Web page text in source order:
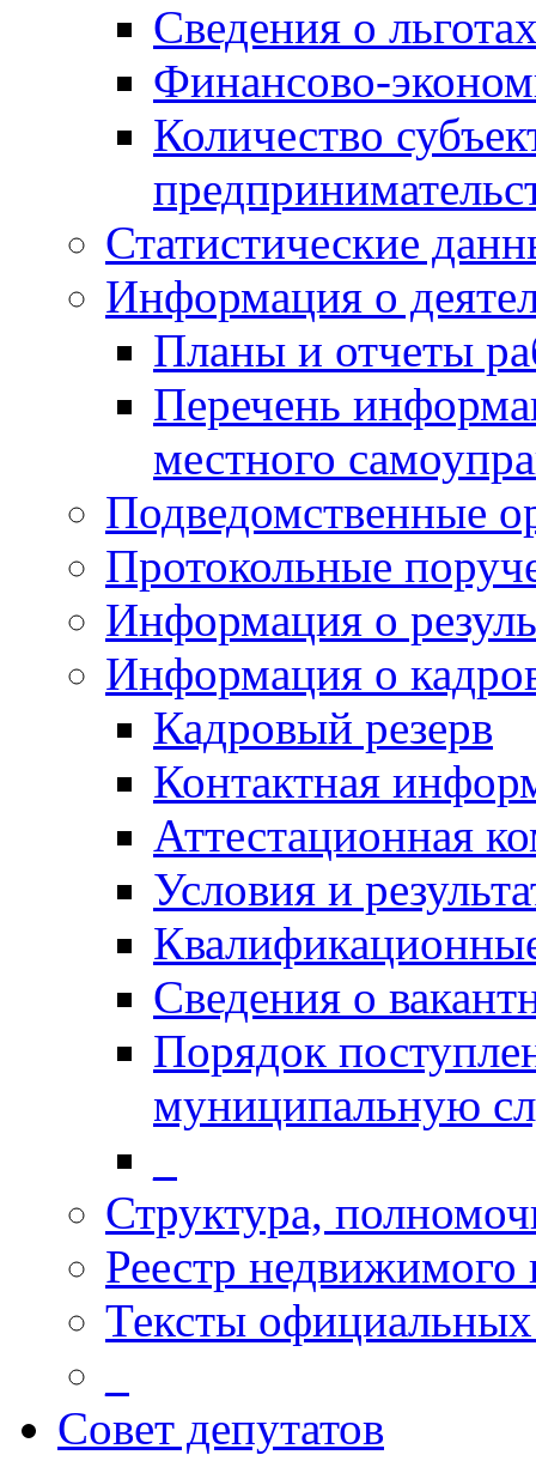
Сведения о
Финансово-
Количество
Статистические
Информация о
Планы и отчеты
Перечень
местного
Подведомственные
Протокольные
Информация о
Информация о
Кадровый резерв
Контактная
Аттестационная
Условия и
Сведения о
Порядок
муниципальную
Структура,
Реестр
Тексты
Совет депутатов